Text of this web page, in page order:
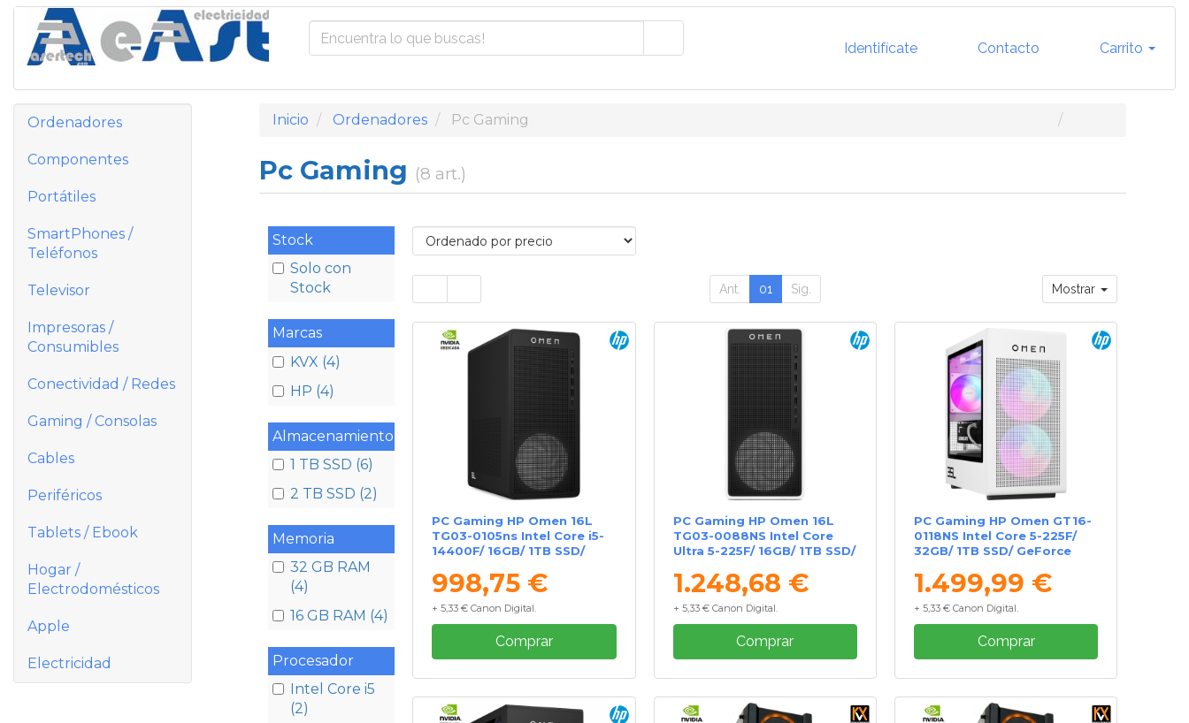
Identifícate Contacto Carrito
Ordenadores
Componentes
Portátiles
SmartPhones /
Teléfonos
Televisor
Impresoras /
Consumibles
Conectividad / Redes
Gaming / Consolas
Cables
Periféricos
Tablets / Ebook
Hogar /
Electrodomésticos
Apple
Electricidad
Inicio Ordenadores Pc Gaming
Pc Gaming (8 art.)
Stock
Solo con
Stock
Marcas
KVX (4)
HP (4)
Almacenamiento
1 TB SSD (6)
2 TB SSD (2)
Memoria
32 GB RAM
(4)
16 GB RAM (4)
Procesador
Intel Core i5
(2)
Ant. 01 Sig. Mostrar
PC Gaming HP Omen 16L
TG03-0105ns Intel Core i5-
14400F/ 16GB/ 1TB SSD/
Sistema Operativo
998,75 €
+ 5,33 € Canon Digital.
Comprar
PC Gaming HP Omen 16L
TG03-0088NS Intel Core
Ultra 5-225F/ 16GB/ 1TB SSD/
Sistema Operativo
1.248,68 €
+ 5,33 € Canon Digital.
Comprar
PC Gaming HP Omen GT16-
0118NS Intel Core 5-225F/
32GB/ 1TB SSD/ GeForce
Operativo
1.499,99 €
+ 5,33 € Canon Digital.
Comprar